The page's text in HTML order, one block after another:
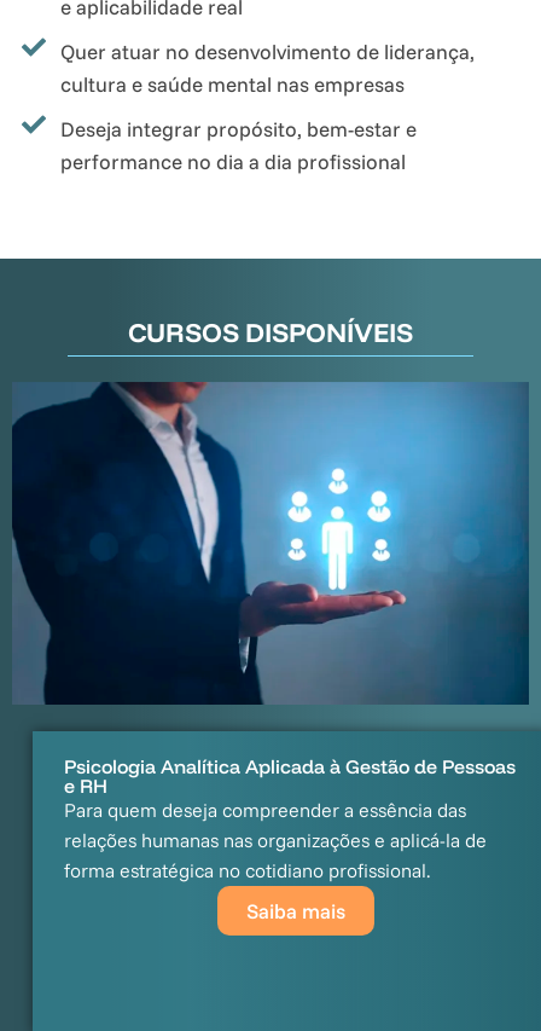
e aplicabilidade real
Quer atuar no desenvolvimento de liderança,
cultura e saúde mental nas empresas
Deseja integrar propósito, bem-estar e
performance no dia a dia profissional
CURSOS DISPONÍVEIS
Psicologia Analítica Aplicada à Gestão de Pessoas
e RH
Para quem deseja compreender a essência das
relações humanas nas organizações e aplicá-la de
forma estratégica no cotidiano profissional.
Saiba mais